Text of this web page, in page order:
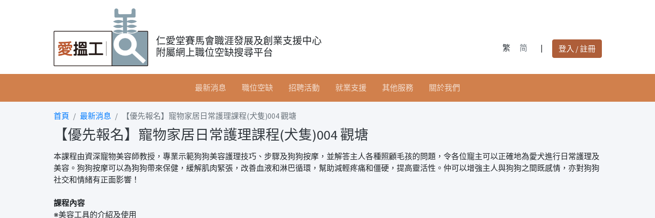
仁愛堂賽馬會職涯發展及創業支援中心
附屬網上職位空缺搜尋平台
繁 简 | 登入 / 註冊
最新消息 職位空缺 招聘活動 就業支援 其他服務 關於我們
首頁 最新消息 【優先報名】寵物家居日常護理課程(犬隻)004 觀塘
【優先報名】寵物家居日常護理課程(犬隻)004 觀塘
本課程由資深寵物美容師教授，專業示範狗狗美容護理技巧、步驟及狗狗按摩，並解答主人各種照顧毛孩的問題，令各位寵主可以正確地為愛犬進行日常護理及
美容。狗狗按摩可以為狗狗帶來保健，緩解肌肉緊張，改善血液和淋巴循環，幫助減輕疼痛和僵硬，提高靈活性。仲可以增強主人與狗狗之間既感情，亦對狗狗
社交和情緒有正面影響！
課程內容
※美容工具的介紹及使用